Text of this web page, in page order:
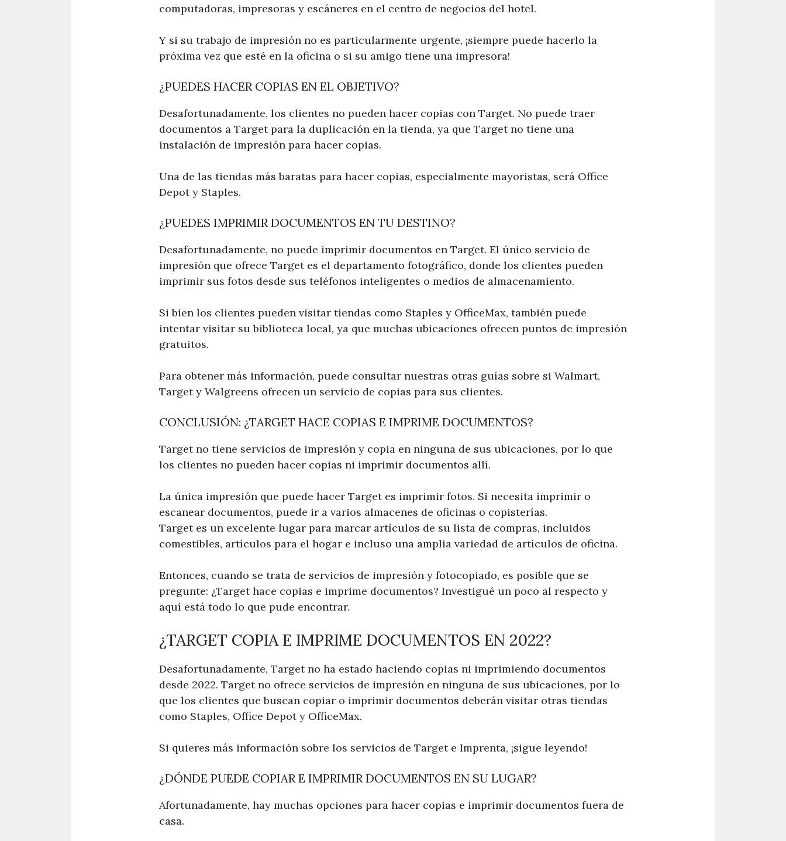
computadoras, impresoras y escáneres en el centro de negocios del hotel.
Y si su trabajo de impresión no es particularmente urgente, ¡siempre puede hacerlo la
próxima vez que esté en la oficina o si su amigo tiene una impresora!
¿PUEDES HACER COPIAS EN EL OBJETIVO?
Desafortunadamente, los clientes no pueden hacer copias con Target. No puede traer
documentos a Target para la duplicación en la tienda, ya que Target no tiene una
instalación de impresión para hacer copias.
Una de las tiendas más baratas para hacer copias, especialmente mayoristas, será Office
Depot y Staples.
¿PUEDES IMPRIMIR DOCUMENTOS EN TU DESTINO?
Desafortunadamente, no puede imprimir documentos en Target. El único servicio de
impresión que ofrece Target es el departamento fotográfico, donde los clientes pueden
imprimir sus fotos desde sus teléfonos inteligentes o medios de almacenamiento.
Si bien los clientes pueden visitar tiendas como Staples y OfficeMax, también puede
intentar visitar su biblioteca local, ya que muchas ubicaciones ofrecen puntos de impresión
gratuitos.
Para obtener más información, puede consultar nuestras otras guías sobre si Walmart,
Target y Walgreens ofrecen un servicio de copias para sus clientes.
CONCLUSIÓN: ¿TARGET HACE COPIAS E IMPRIME DOCUMENTOS?
Target no tiene servicios de impresión y copia en ninguna de sus ubicaciones, por lo que
los clientes no pueden hacer copias ni imprimir documentos allí.
La única impresión que puede hacer Target es imprimir fotos. Si necesita imprimir o
escanear documentos, puede ir a varios almacenes de oficinas o copisterías.
Target es un excelente lugar para marcar artículos de su lista de compras, incluidos
comestibles, artículos para el hogar e incluso una amplia variedad de artículos de oficina.
Entonces, cuando se trata de servicios de impresión y fotocopiado, es posible que se
pregunte: ¿Target hace copias e imprime documentos? Investigué un poco al respecto y
aquí está todo lo que pude encontrar.
¿TARGET COPIA E IMPRIME DOCUMENTOS EN 2022?
Desafortunadamente, Target no ha estado haciendo copias ni imprimiendo documentos
desde 2022. Target no ofrece servicios de impresión en ninguna de sus ubicaciones, por lo
que los clientes que buscan copiar o imprimir documentos deberán visitar otras tiendas
como Staples, Office Depot y OfficeMax.
Si quieres más información sobre los servicios de Target e Imprenta, ¡sigue leyendo!
¿DÓNDE PUEDE COPIAR E IMPRIMIR DOCUMENTOS EN SU LUGAR?
Afortunadamente, hay muchas opciones para hacer copias e imprimir documentos fuera de
casa.